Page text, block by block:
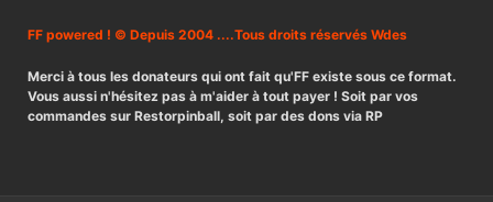
FF powered ! © Depuis 2004 ....Tous droits réservés Wdes
Merci à tous les donateurs qui ont fait qu'FF existe sous ce format.
Vous aussi n'hésitez pas à m'aider à tout payer ! Soit par vos
commandes sur Restorpinball, soit par des dons via RP